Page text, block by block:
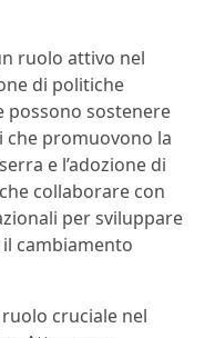
ruolo attivo nel
di politiche
possono sostenere
che promuovono la
e l’adozione di
collaborare con
per sviluppare
cambiamento
cruciale nel